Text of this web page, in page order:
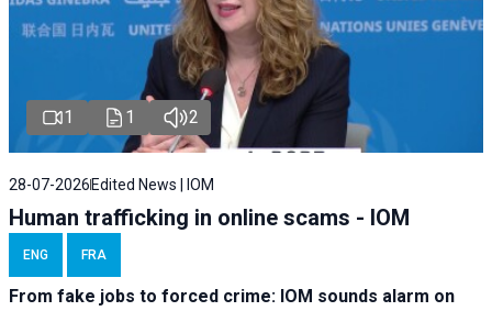
1 1 2
28-07-2026 Edited News | IOM
Human trafficking in online scams - IOM
ENG FRA
From fake jobs to forced crime: IOM sounds alarm on